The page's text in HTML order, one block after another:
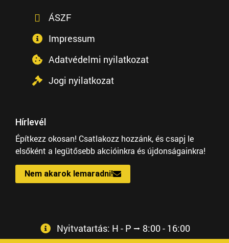
ÁSZF
Impressum
Adatvédelmi nyilatkozat
Jogi nyilatkozat
Hírlevél
Építkezz okosan! Csatlakozz hozzánk, és csapj le
elsőként a legütősebb akcióinkra és újdonságainkra!
Nem akarok lemaradni!
Nyitvatartás: H - P ⭢ 8:00 - 16:00